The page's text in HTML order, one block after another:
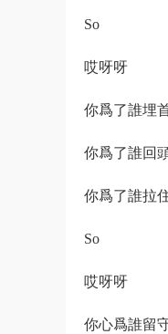
So
哎呀呀
你爲了誰埋
你爲了誰回
你爲了誰拉
So
哎呀呀
你心爲誰留